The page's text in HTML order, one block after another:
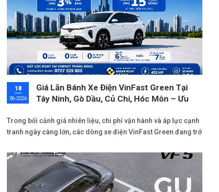
18
06-2026
Giá Lăn Bánh Xe Điện VinFast Green Tại
Tây Ninh, Gò Dầu, Củ Chi, Hóc Môn – Ưu
Trong bối cảnh giá nhiên liệu, chi phí vận hành và áp lực cạnh
tranh ngày càng lớn, các dòng xe điện VinFast Green đang trở
giải pháp đầu tư bền vững cho tương lai.